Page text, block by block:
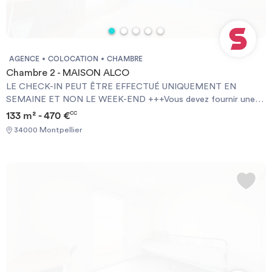
AGENCE COLOCATION CHAMBRE
Chambre 2 - MAISON ALCO
LE CHECK-IN PEUT ÊTRE EFFECTUÉ UNIQUEMENT EN
SEMAINE ET NON LE WEEK-END +++Vous devez fournir une
Garantie Visale obligatoirement et une assurance habitation+++
[ENG] CHECK-IN CAN ONLY BE DONE ON WEEKDAYS AND
NOT AT WEEKENDS +++You must provide a Visale Guarantee
133 m² - 470 €CC
34000 Montpellier